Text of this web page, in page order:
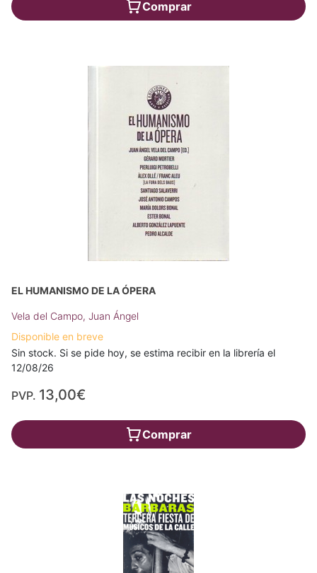
Comprar
EL HUMANISMO DE LA ÓPERA
Vela del Campo, Juan Ángel
Disponible en breve
Sin stock. Si se pide hoy, se estima recibir en la librería el
12/08/26
PVP. 13,00€
Comprar